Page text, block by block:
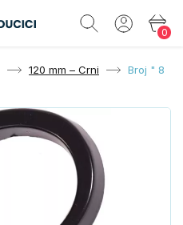
0
120 mm – Crni
Broj " 8